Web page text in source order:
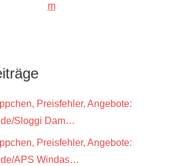
m
Preisfehler, Angebote:
Sloggi Dam…
Preisfehler, Angebote:
APS Windas…